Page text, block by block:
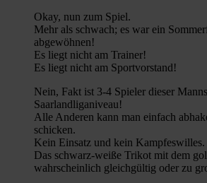
Okay, nun zum Spiel.
Mehr als schwach; es war ein
abgewöhnen!
Es liegt nicht am Trainer!
Es liegt nicht am Sportvorstand!
Nein, Fakt ist 3-4 Spieler dieser
Saarlandliganiveau!
Alle Anderen kann man einfach
schicken.
Kein Einsatz und kein Kampfeswilles.
Das schwarz-weiße Trikot mit dem
wahrscheinlich gleichgültig oder zu